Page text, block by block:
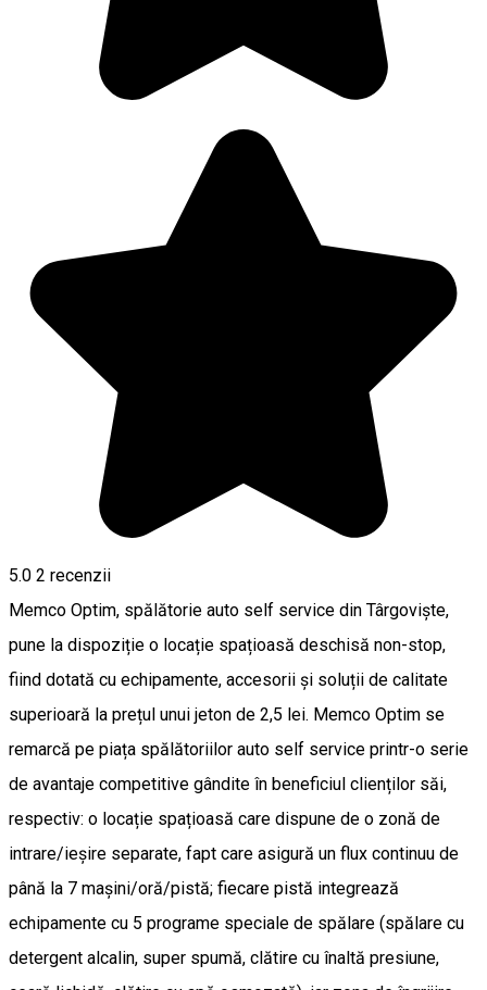
5.0 2 recenzii
Memco Optim, spălătorie auto self service din Târgoviște,
pune la dispoziție o locație spațioasă deschisă non-stop,
fiind dotată cu echipamente, accesorii și soluții de calitate
superioară la prețul unui jeton de 2,5 lei. Memco Optim se
remarcă pe piața spălătoriilor auto self service printr-o serie
de avantaje competitive gândite în beneficiul clienților săi,
respectiv: o locație spațioasă care dispune de o zonă de
intrare/ieșire separate, fapt care asigură un flux continuu de
până la 7 mașini/oră/pistă; fiecare pistă integrează
echipamente cu 5 programe speciale de spălare (spălare cu
detergent alcalin, super spumă, clătire cu înaltă presiune,